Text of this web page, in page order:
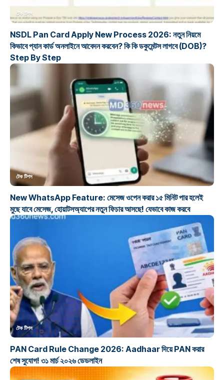
টেক টিপস
NSDL Pan Card Apply New Process 2026: নতুন নিয়মে
কিভাবে প্যান কার্ড অনলাইনে আবেদন করবেন? কি কি ডকুমেন্টস লাগবে (DOB)?
Step By Step
টেক টিপস
New WhatsApp Feature: মেসেজ ওপেন করার ১৫ মিনিট পার হলেই
মুছে যাবে মেসেজ, হোয়াটসঅ্যাপের নতুন ফিচার আসছে! যেভাবে কাজ করবে
টেক টিপস
PAN Card Rule Change 2026: Aadhaar দিয়ে PAN করার
শেষ সুযোগ! ৩১ মার্চ ২০২৬ ডেডলাইন